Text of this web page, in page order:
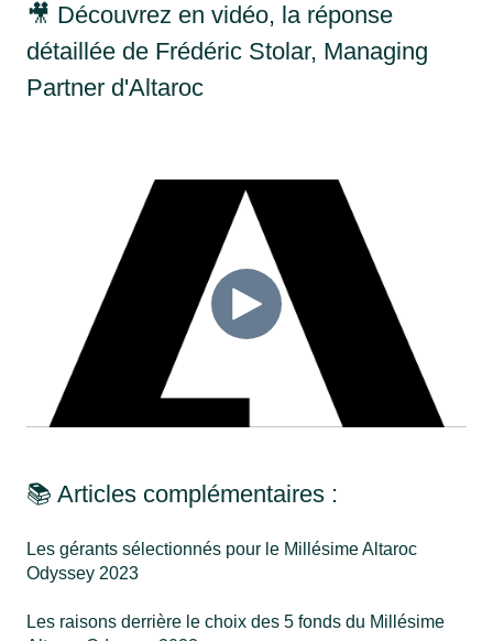
🎥 Découvrez en vidéo, la réponse
détaillée de Frédéric Stolar, Managing
Partner d'Altaroc
📚 Articles complémentaires :
Les gérants sélectionnés pour le Millésime Altaroc
Odyssey 2023
Les raisons derrière le choix des 5 fonds du Millésime